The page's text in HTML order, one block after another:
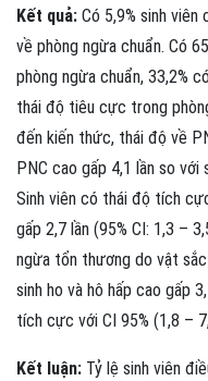
Kết quả: Có 5,9% sinh
về phòng ngừa chuẩn. Có
phòng ngừa chuẩn, 33,2%
thái độ tiêu cực trong
đến kiến thức, thái độ về
PNC cao gấp 4,1 lần so với
Sinh viên có thái độ tích
gấp 2,7 lần (95% CI: 1,3 –
ngừa tổn thương do vật
sinh ho và hô hấp cao gấp
tích cực với CI 95% (1,8 –
Kết luận: Tỷ lệ sinh viên